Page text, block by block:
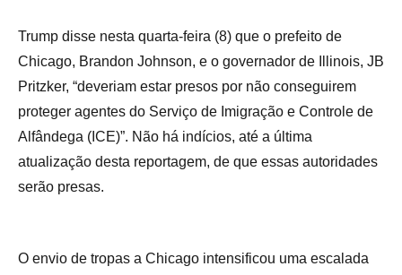
Trump disse nesta quarta-feira (8) que o prefeito de
Chicago, Brandon Johnson, e o governador de Illinois, JB
Pritzker, “deveriam estar presos por não conseguirem
proteger agentes do Serviço de Imigração e Controle de
Alfândega (ICE)”. Não há indícios, até a última
atualização desta reportagem, de que essas autoridades
serão presas.
O envio de tropas a Chicago intensificou uma escalada